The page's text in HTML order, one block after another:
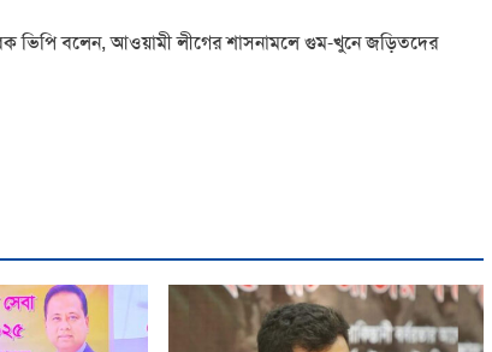
ভিপি বলেন, আওয়ামী লীগের শাসনামলে গুম-খুনে জড়িতদের